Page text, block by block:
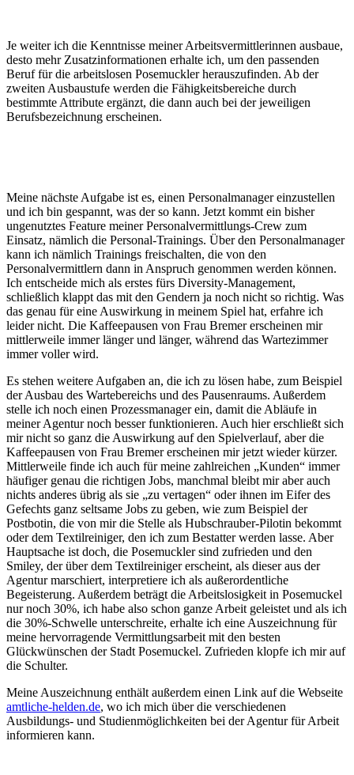
Je weiter ich die Kenntnisse meiner Arbeitsvermittlerinnen ausbaue,
desto mehr Zusatzinformationen erhalte ich, um den passenden
Beruf für die arbeitslosen Posemuckler herauszufinden. Ab der
zweiten Ausbaustufe werden die Fähigkeitsbereiche durch
bestimmte Attribute ergänzt, die dann auch bei der jeweiligen
Berufsbezeichnung erscheinen.
Meine nächste Aufgabe ist es, einen Personalmanager einzustellen
und ich bin gespannt, was der so kann. Jetzt kommt ein bisher
ungenutztes Feature meiner Personalvermittlungs-Crew zum
Einsatz, nämlich die Personal-Trainings. Über den Personalmanager
kann ich nämlich Trainings freischalten, die von den
Personalvermittlern dann in Anspruch genommen werden können.
Ich entscheide mich als erstes fürs Diversity-Management,
schließlich klappt das mit den Gendern ja noch nicht so richtig. Was
das genau für eine Auswirkung in meinem Spiel hat, erfahre ich
leider nicht. Die Kaffeepausen von Frau Bremer erscheinen mir
mittlerweile immer länger und länger, während das Wartezimmer
immer voller wird.
Es stehen weitere Aufgaben an, die ich zu lösen habe, zum Beispiel
der Ausbau des Wartebereichs und des Pausenraums. Außerdem
stelle ich noch einen Prozessmanager ein, damit die Abläufe in
meiner Agentur noch besser funktionieren. Auch hier erschließt sich
mir nicht so ganz die Auswirkung auf den Spielverlauf, aber die
Kaffeepausen von Frau Bremer erscheinen mir jetzt wieder kürzer.
Mittlerweile finde ich auch für meine zahlreichen „Kunden“ immer
häufiger genau die richtigen Jobs, manchmal bleibt mir aber auch
nichts anderes übrig als sie „zu vertagen“ oder ihnen im Eifer des
Gefechts ganz seltsame Jobs zu geben, wie zum Beispiel der
Postbotin, die von mir die Stelle als Hubschrauber-Pilotin bekommt
oder dem Textilreiniger, den ich zum Bestatter werden lasse. Aber
Hauptsache ist doch, die Posemuckler sind zufrieden und den
Smiley, der über dem Textilreiniger erscheint, als dieser aus der
Agentur marschiert, interpretiere ich als außerordentliche
Begeisterung. Außerdem beträgt die Arbeitslosigkeit in Posemuckel
nur noch 30%, ich habe also schon ganze Arbeit geleistet und als ich
die 30%-Schwelle unterschreite, erhalte ich eine Auszeichnung für
meine hervorragende Vermittlungsarbeit mit den besten
Glückwünschen der Stadt Posemuckel. Zufrieden klopfe ich mir auf
die Schulter.
Meine Auszeichnung enthält außerdem einen Link auf die Webseite
amtliche-helden.de, wo ich mich über die verschiedenen
Ausbildungs- und Studienmöglichkeiten bei der Agentur für Arbeit
informieren kann.